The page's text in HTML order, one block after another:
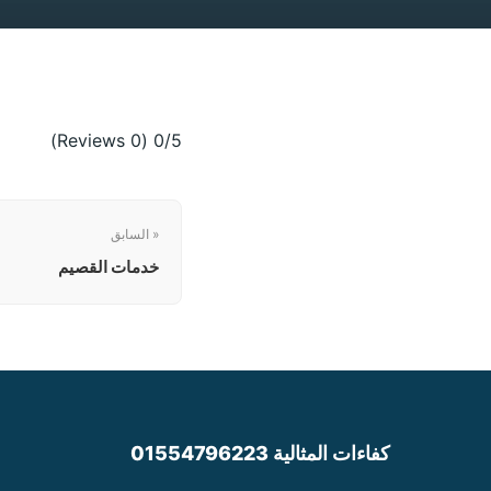
0/5
(0 Reviews)
« السابق
خدمات القصيم
كفاءات المثالية 01554796223